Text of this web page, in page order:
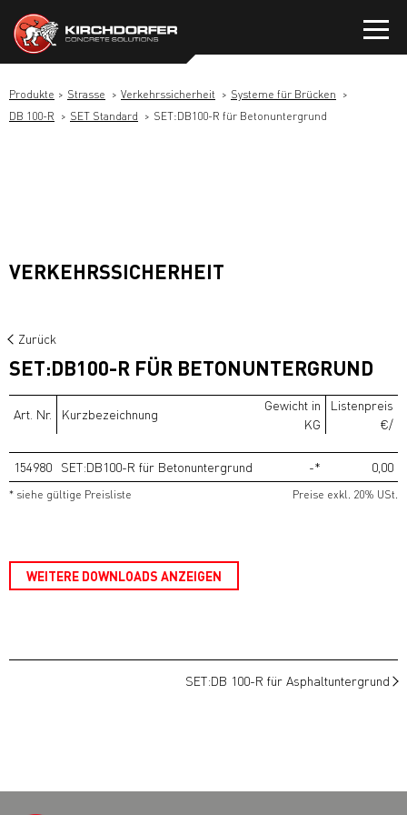
Inhalt
springen
Produkte Strasse Verkehrssicherheit
Systeme für Brücken
DB 100-R
SET Standard SET:DB100-R für Betonuntergrund
VERKEHRSSICHERHEIT
Zurück
SET:DB100-R FÜR BETONUNTERGRUND
Art. Nr. Kurzbezeichnung
Gewicht in
KG
Listenpreis
€/
154980 SET:DB100-R für Betonuntergrund -* 0,00
* siehe gültige Preisliste Preise exkl. 20% USt.
WEITERE DOWNLOADS ANZEIGEN
SET:DB 100-R für Asphaltuntergrund